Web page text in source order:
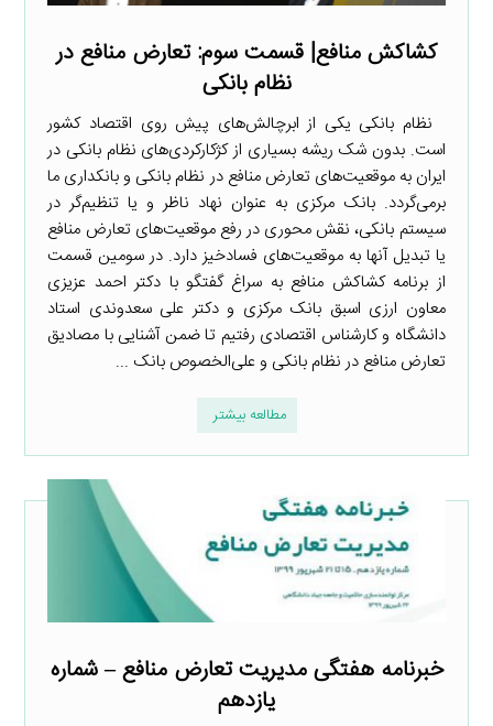
کشاکش منافع| قسمت سوم: تعارض منافع در
نظام بانکی
نظام بانکی یکی از ابرچالش‌های پیش روی اقتصاد کشور
است. بدون شک ریشه بسیاری از کژکارکردی‌های نظام بانکی در
ایران به موقعیت‌های تعارض منافع در نظام بانکی و بانکداری ما
برمی‌گردد. بانک مرکزی به عنوان نهاد ناظر و یا تنظیم‌گر در
سیستم بانکی، نقش محوری در رفع موقعیت‌های تعارض منافع
یا تبدیل آنها به موقعیت‌های فسادخیز دارد. در سومین قسمت
از برنامه کشاکش منافع به سراغ گفتگو با دکتر احمد عزیزی
معاون ارزی اسبق بانک مرکزی و دکتر علی سعدوندی استاد
دانشگاه و کارشناس اقتصادی رفتیم تا ضمن آشنایی با مصادیق
تعارض منافع در نظام بانکی و علی‌الخصوص بانک ...
مطالعه بیشتر
خبرنامه هفتگی مدیریت تعارض منافع – شماره
یازدهم